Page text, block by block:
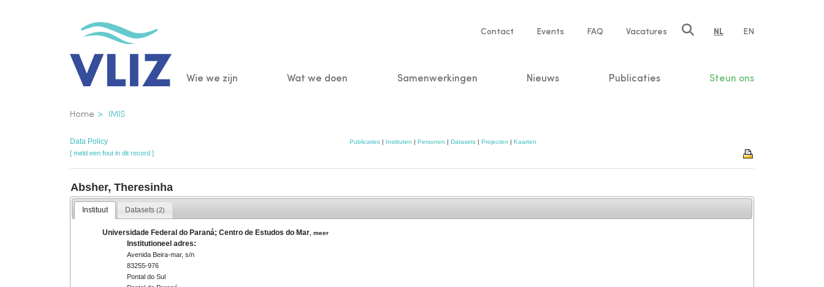
Service
Contact Events FAQ Vacatures NL EN
Main
Wie we zijn Wat we doen Samenwerkingen Nieuws Publicaties Steun ons
Kruimelpad
Home IMIS
Data Policy Publicaties| Instituten | Personen | Datasets| Projecten | Kaarten
[ meld een fout in dit record ]
Absher, Theresinha
Instituut Datasets(2)
Universidade Federal do Paraná; Centro de Estudos do Mar ,meer
Institutioneel adres:
Avenida Beira-mar, s/n
83255-976
Pontal do Sul